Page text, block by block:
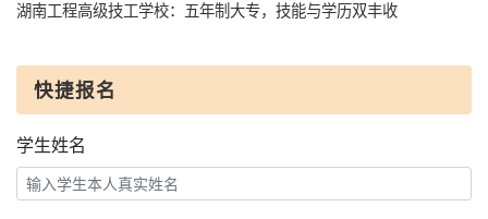
湖南工程高级技工学校：五年制大专，技能与学历双丰收
快捷报名
学生姓名